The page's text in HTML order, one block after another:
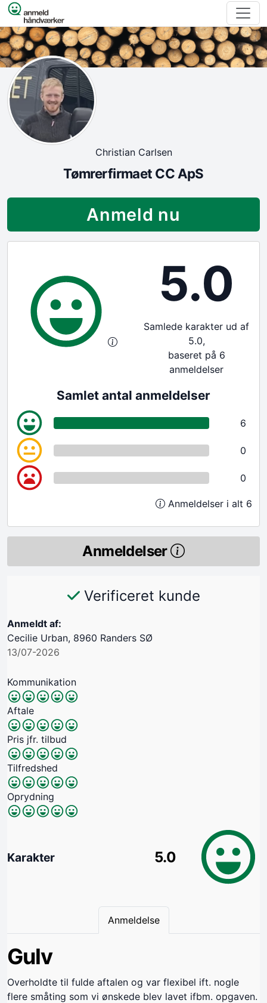
Spring til indhold
Christian Carlsen
Tømrerfirmaet CC ApS
Anmeld nu
5.0
Samlede karakter ud af
5.0,
baseret på 6
anmeldelser
Samlet antal anmeldelser
6
0
0
Anmeldelser i alt 6
Anmeldelser
Verificeret kunde
Anmeldt af:
Cecilie Urban, 8960 Randers SØ
13/07-2026
Kommunikation
Aftale
Pris jfr. tilbud
Tilfredshed
Oprydning
Karakter 5.0
Anmeldelse
Gulv
Overholdte til fulde aftalen og var flexibel ift. nogle
flere småting som vi ønskede blev lavet ifbm. opgaven.